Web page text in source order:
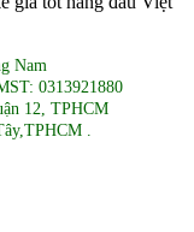
Nam
0313921880
12, TPHCM
.